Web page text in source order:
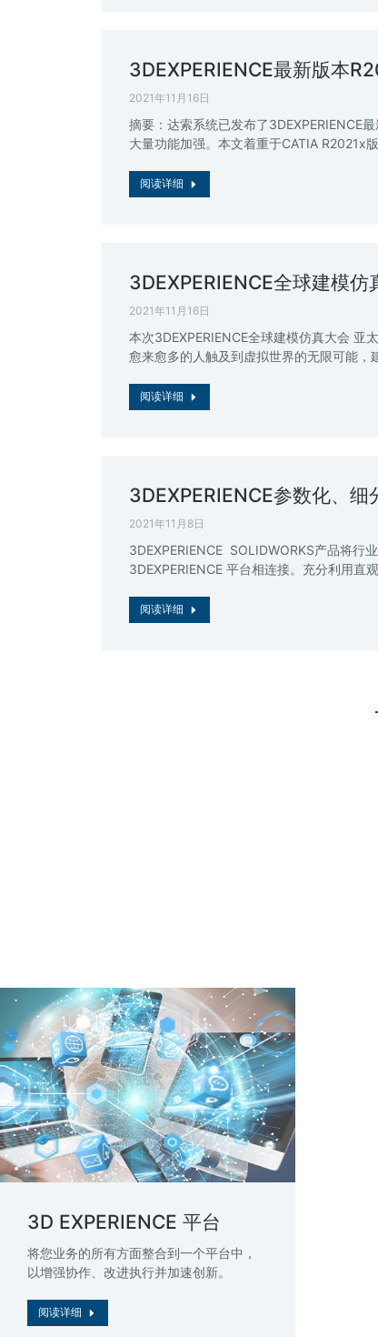
3DEXPERIENCE最新版本
2021年11月16日
摘要：达索系统已发布了3DEXPERIENCE
大量功能加强。本文着重于CATIA R2021x
阅读详细
3DEXPERIENCE全球建模仿
2021年11月16日
本次3DEXPERIENCE全球建模仿真大会 亚
愈来愈多的人触及到虚拟世界的无限可能
阅读详细
3DEXPERIENCE参数化、
2021年11月8日
3DEXPERIENCE SOLIDWORKS产品将行
3DEXPERIENCE 平台相连接。充分利用
阅读详细
3D EXPERIENCE 平台
将您业务的所有方面整合到一个平台中，
以增强协作、改进执行并加速创新。
阅读详细